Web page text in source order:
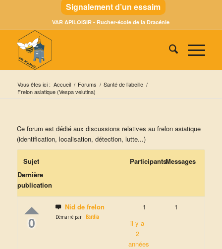
Signalement d’un essaim
VAR APILOISIR - Rucher-école de la Dracénie
Vous êtes ici : Accueil / Forums / Santé de l’abeille /
Frelon asiatique (Vespa velutina)
Ce forum est dédié aux discussions relatives au frelon asiatique
(identification, localisation, détection, lutte...)
Sujet ParticipantsMessages
Dernière
publication
0
Nid de frelon
Démarré par : Bardia
1
1
il y a
2
années